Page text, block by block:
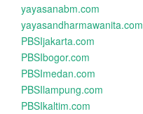
yayasanabm.com
yayasandharmawanita.com
PBSIjakarta.com
PBSIbogor.com
PBSImedan.com
PBSIlampung.com
PBSIkaltim.com